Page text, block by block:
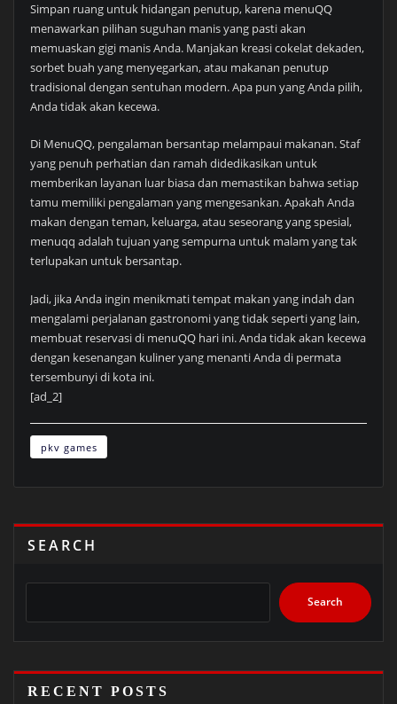
Simpan ruang untuk hidangan penutup, karena menuQQ
menawarkan pilihan suguhan manis yang pasti akan
memuaskan gigi manis Anda. Manjakan kreasi cokelat dekaden,
sorbet buah yang menyegarkan, atau makanan penutup
tradisional dengan sentuhan modern. Apa pun yang Anda pilih,
Anda tidak akan kecewa.
Di MenuQQ, pengalaman bersantap melampaui makanan. Staf
yang penuh perhatian dan ramah didedikasikan untuk
memberikan layanan luar biasa dan memastikan bahwa setiap
tamu memiliki pengalaman yang mengesankan. Apakah Anda
makan dengan teman, keluarga, atau seseorang yang spesial,
menuqq adalah tujuan yang sempurna untuk malam yang tak
terlupakan untuk bersantap.
Jadi, jika Anda ingin menikmati tempat makan yang indah dan
mengalami perjalanan gastronomi yang tidak seperti yang lain,
membuat reservasi di menuQQ hari ini. Anda tidak akan kecewa
dengan kesenangan kuliner yang menanti Anda di permata
tersembunyi di kota ini.
[ad_2]
pkv games
SEARCH
Search
RECENT POSTS